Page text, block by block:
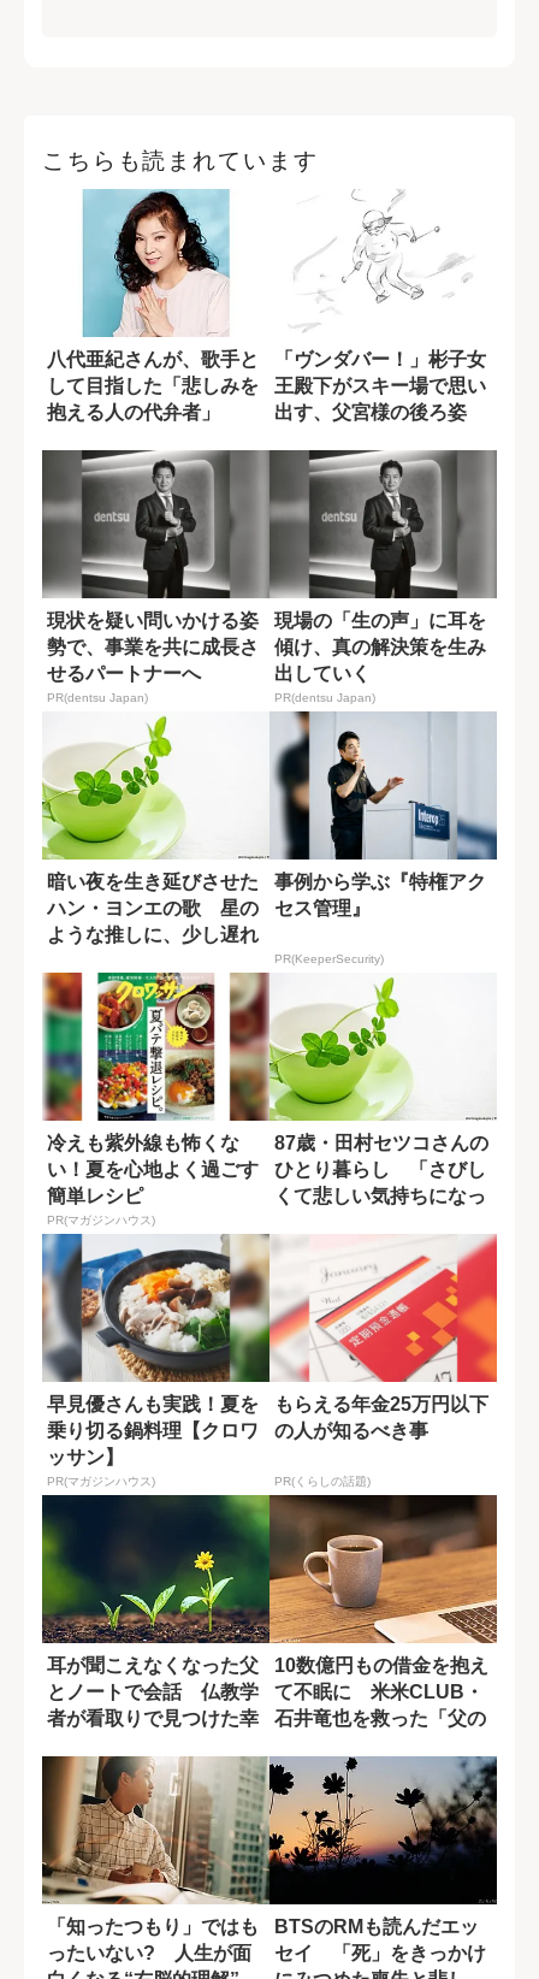
こちらも読まれています
八代亜紀さんが、歌手と
して目指した「悲しみを
抱える人の代弁者」
「ヴンダバー！」彬子女
王殿下がスキー場で思い
出す、父宮様の後ろ姿
現状を疑い問いかける姿
勢で、事業を共に成長さ
せるパートナーへ
PR(dentsu Japan)
現場の「生の声」に耳を
傾け、真の解決策を生み
出していく
PR(dentsu Japan)
暗い夜を生き延びさせた
ハン・ヨンエの歌 星の
ような推しに、少し遅れ
事例から学ぶ『特権アク
セス管理』
PR(KeeperSecurity)
冷えも紫外線も怖くな
い！夏を心地よく過ごす
簡単レシピ
PR(マガジンハウス)
87歳・田村セツコさんの
ひとり暮らし 「さびし
くて悲しい気持ちになっ
早見優さんも実践！夏を
乗り切る鍋料理【クロワ
ッサン】
PR(マガジンハウス)
もらえる年金25万円以下
の人が知るべき事
PR(くらしの話題)
耳が聞こえなくなった父
とノートで会話 仏教学
者が看取りで見つけた幸
10数億円もの借金を抱え
て不眠に 米米CLUB・
石井竜也を救った「父の
「知ったつもり」ではも
ったいない? 人生が面
BTSのRMも読んだエッ
セイ 「死」をきっかけ